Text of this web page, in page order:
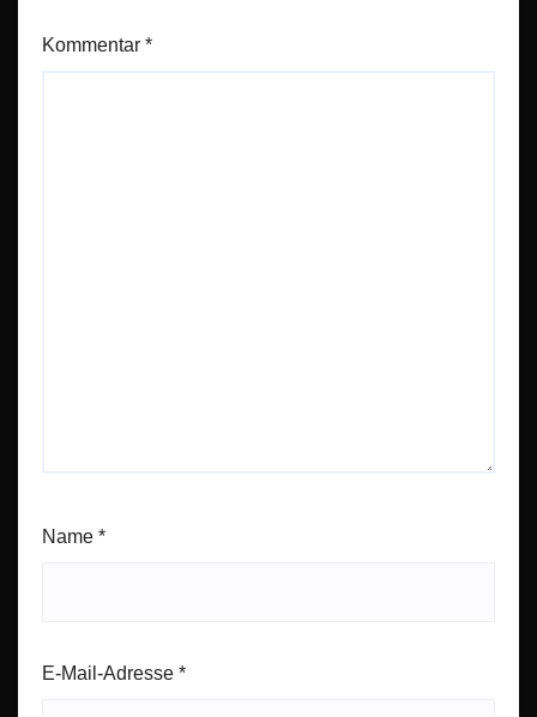
Kommentar *
Name *
E-Mail-Adresse *